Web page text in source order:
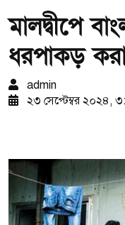
মালদ্বীপে
ধরপাকড়
admin
২৩ সেপ্টেম্বর ২০২৪,